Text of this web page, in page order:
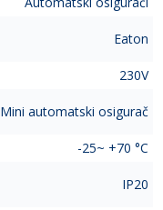
Eaton
230V
Mini automatski osigurač
-25~ +70 °C
IP20